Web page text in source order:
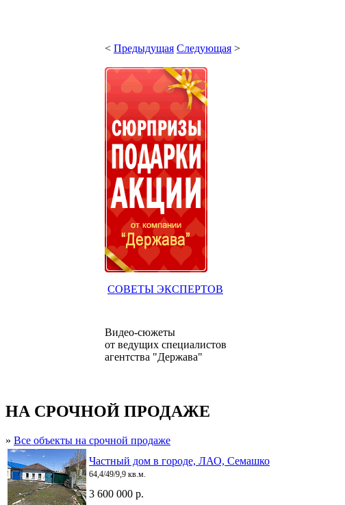
< Предыдущая Следующая >
СОВЕТЫ ЭКСПЕРТОВ
Видео-сюжеты
от ведущих специалистов
агентства "Держава"
НА СРОЧНОЙ ПРОДАЖЕ
» Все объекты на срочной продаже
Частный дом в городе, ЛАО, Семашко
64,4/49/9,9 кв.м.
3 600 000 р.